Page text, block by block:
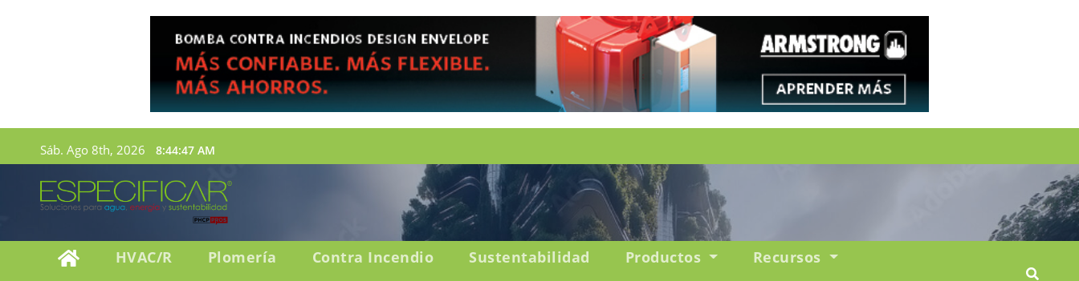
Sáb. Ago 8th, 2026 8:44:48 AM
HVAC/R Plomería Contra Incendio Sustentabilidad Productos
Recursos